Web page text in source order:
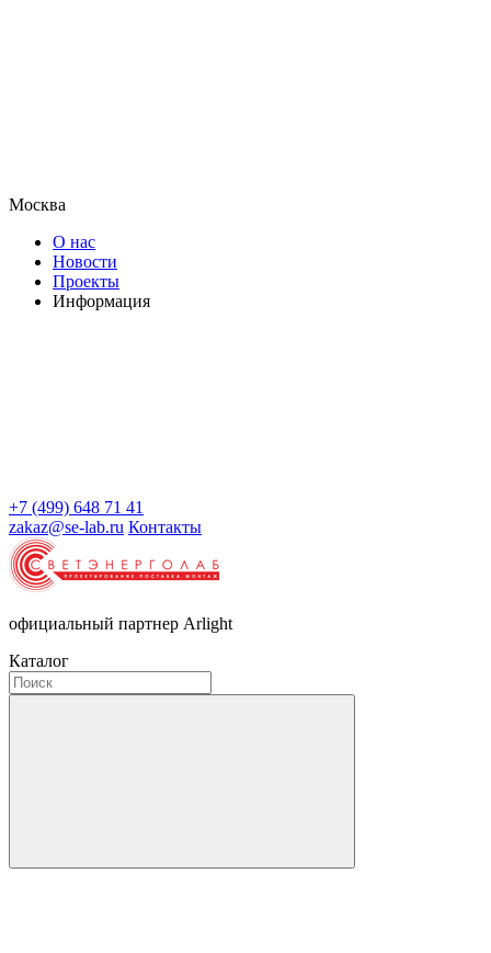
Москва
О нас
Новости
Проекты
Информация
+7 (499) 648 71 41
zakaz@se-lab.ru Контакты
официальный партнер Arlight
Каталог